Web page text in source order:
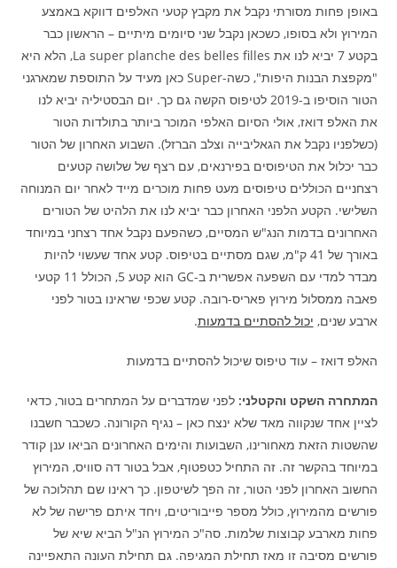
באופן פחות מסורתי נקבל את מקבץ קטעי האלפים דווקא באמצע
המירוץ ולא בסופו, כשכאן נקבל שני סיומים מיתיים – הראשון כבר
בקטע 7 יביא לנו את La super planche des belles filles, הלא היא
"מקפצת הבנות היפות", כשה-Super כאן מעיד על התוספת שמארגני
הטור הוסיפו ב-2019 לטיפוס הקשה גם כך. יום הבסטיליה יביא לנו
את האלפ דואז, אולי הסיום האלפי המוכר ביותר בתולדות הטור
(כשלפניו נקבל את הגאליבייה וצלב הברזל). השבוע האחרון של הטור
כבר יכלול את הטיפוסים בפירנאים, עם רצף של שלושה קטעים
רצחניים הכוללים טיפוסים מעט פחות מוכרים מייד לאחר יום המנוחה
השלישי. הקטע הלפני האחרון כבר יביא לנו את הלהיט של הטורים
האחרונים בדמות הנג"ש המסיים, כשהפעם נקבל אחד רצחני במיוחד
באורך של 41 ק"מ, שגם מסתיים בטיפוס. קטע אחד שעשוי להיות
מבדר למדי עם השפעה אפשרית ב-GC הוא קטע 5, הכולל 11 קטעי
פאבה ממסלול מירוץ פאריס-רובה. קטע שכפי שראינו בטור לפני
ארבע שנים, יכול להסתיים בדמעות.
האלפ דואז – עוד טיפוס שיכול להסתיים בדמעות
המתחרה השקט והקטלני: לפני שמדברים על המתחרים בטור, כדאי
לציין אחד שנקווה מאד שלא ינצח כאן – נגיף הקורונה. כשכבר חשבנו
שהשטות הזאת מאחורינו, השבועות והימים האחרונים הביאו ענן קודר
במיוחד בהקשר זה. זה התחיל כטפטוף, אבל בטור דה סוויס, המירוץ
החשוב האחרון לפני הטור, זה הפך לשיטפון. כך ראינו שם תהלוכה של
פורשים מהמירוץ, כולל מספר פייבוריטים, ויחד איתם פרישה של לא
פחות מארבע קבוצות שלמות. סה"כ המירוץ הנ"ל הביא שיא של
פורשים מסיבה זו מאז תחילת המגיפה. גם תחילת העונה התאפיינה